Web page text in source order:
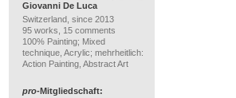
Giovanni De Luca
Switzerland, since 2013
95 works, 15 comments
100% Painting; Mixed
technique, Acrylic; mehrheitlich:
Action Painting, Abstract Art
pro-Mitgliedschaft: